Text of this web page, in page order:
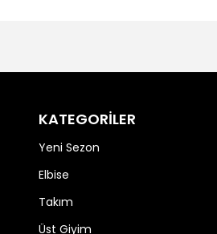
KATEGORİLER
Yeni Sezon
Elbise
Takım
Üst Giyim